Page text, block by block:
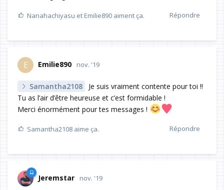
Répondre
Nanahachiyasu et Emilie890 aiment ça.
E Emilie890 nov. '19
Samantha2108
Je suis vraiment contente pour toi !!
Tu as l’air d’être heureuse et c’est formidable !
Merci énormément pour tes messages !
Répondre
Samantha2108 aime ça.
Jeremstar nov. '19